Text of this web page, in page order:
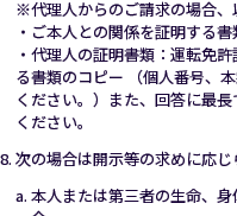
※代理人からのご請求の場合、
・ご本人との関係を証明する
・代理人の証明書類：運転免
る書類のコピー （個人番号、
ください。）また、回答に最
ください。
次の場合は開示等の求めに応じ
本人または第三者の生命、